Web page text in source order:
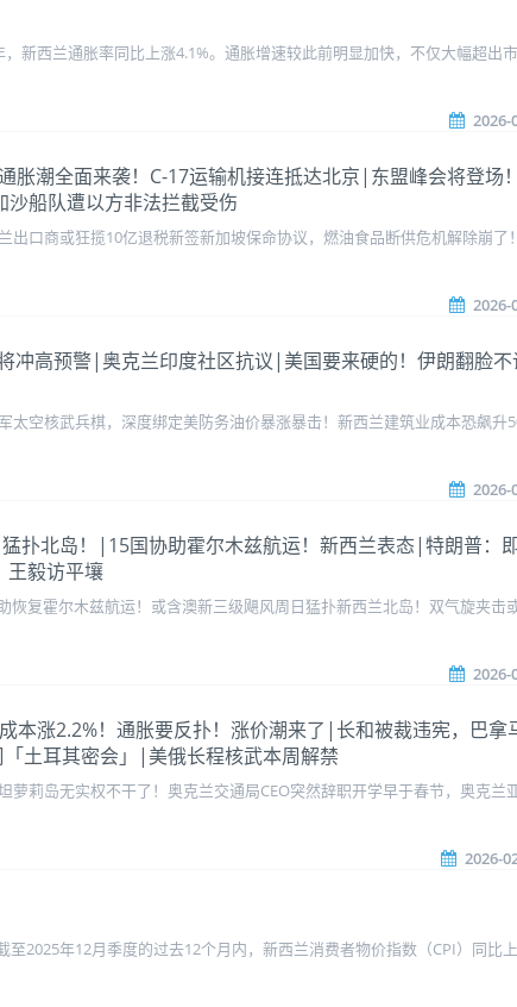
新西兰通胀率同比上涨4.1%。通胀增速较此前明显加快，不仅大幅超出
2026-
胀潮全面来袭！C-17运输机接连抵达北京|东盟峰会将登场
船队遭以方非法拦截受伤
口商或狂揽10亿退税新签新加坡保命协议，燃油食品断供危机解除崩了
2026-
高预警|奥克兰印度社区抗议|美国要来硬的！伊朗翻脸不
空核武兵棋，深度绑定美防务油价暴涨暴击！新西兰建筑业成本恐飙升
2026-
扑北岛！|15国协助霍尔木兹航运！新西兰表态|特朗普：
王毅访平壤
恢复霍尔木兹航运！或含澳新三级飓风周日猛扑新西兰北岛！双气旋夹击
2026-
涨2.2%！通胀要反扑！涨价潮来了|长和被裁违宪，巴
土耳其密会」|美俄长程核武本周解禁
莉岛无实权不干了！奥克兰交通局CEO突然辞职开学早于春节，奥克兰
2026-
2025年12月季度的过去12个月内，新西兰消费者物价指数（CPI）同比